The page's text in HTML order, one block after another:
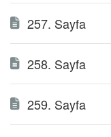
257. Sayfa
258. Sayfa
259. Sayfa